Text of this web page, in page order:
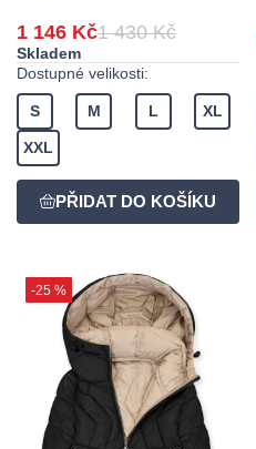
1 146 Kč1 430 Kč
Skladem
Dostupné velikosti:
S M L XL
XXL
-25 %